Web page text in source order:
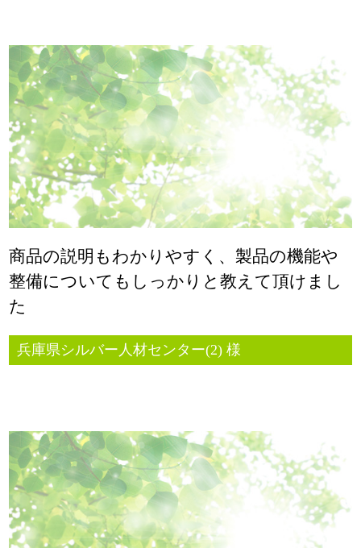
商品の説明もわかりやすく、製品の機能や
整備についてもしっかりと教えて頂けまし
た
兵庫県シルバー人材センター(2) 様